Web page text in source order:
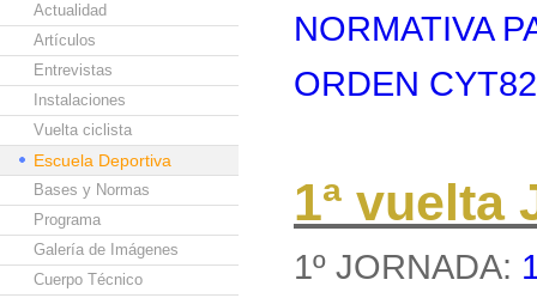
Actualidad
Artículos
Entrevistas
Instalaciones
Vuelta ciclista
Escuela Deportiva
Bases y Normas
Programa
Galería de Imágenes
Cuerpo Técnico
NORMATIVA
ORDEN
1ª vuelta
1º JORNADA: